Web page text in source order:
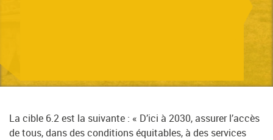
La cible 6.2 est la suivante : « D’ici à 2030, assurer l’accès
de tous, dans des conditions équitables, à des services